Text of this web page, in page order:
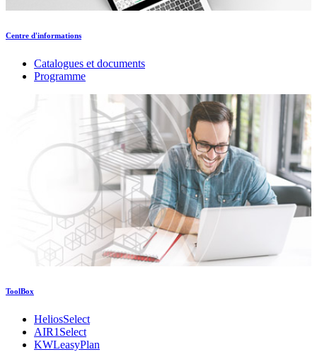
Centre d'informations
Catalogues et documents
Programme
ToolBox
HeliosSelect
AIR1Select
KWLeasyPlan